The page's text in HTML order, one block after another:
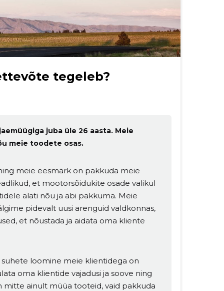
tegeleb?
juba üle 26 aasta. Meie
meie toodete osas.
meie eesmärk on pakkuda meie
et mootorsõidukite osade valikul
alati nõu ja abi pakkuma. Meie
pidevalt uusi arenguid valdkonnas,
et nõustada ja aidata oma kliente
loomine meie klientidega on
oma klientide vajadusi ja soove ning
mitte ainult müüa tooteid, vaid pakkuda